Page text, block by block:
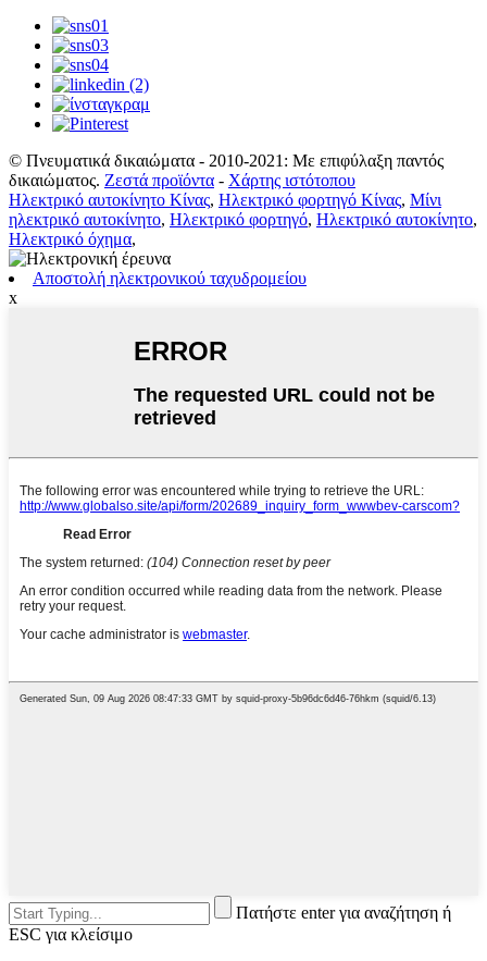
© Πνευματικά δικαιώματα - 2010-2021: Με επιφύλαξη παντός
δικαιώματος. Ζεστά προϊόντα - Χάρτης ιστότοπου
Ηλεκτρικό αυτοκίνητο Κίνας, Ηλεκτρικό φορτηγό Κίνας, Μίνι
ηλεκτρικό αυτοκίνητο, Ηλεκτρικό φορτηγό, Ηλεκτρικό αυτοκίνητο,
Ηλεκτρικό όχημα,
Αποστολή ηλεκτρονικού ταχυδρομείου
x
Πατήστε enter για αναζήτηση ή
ESC για κλείσιμο